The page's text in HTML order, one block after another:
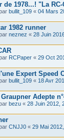
de 1978...! "La RC-
bullit_109 « 04 Mars
1982 runner
neznez « 28 Juin
RCPaper « 29 Oct
Expert Speed
bullit_109 « 18 Avr
Adepte
bezu « 28 Juin 2012,
CNJJ0 « 29 Mai